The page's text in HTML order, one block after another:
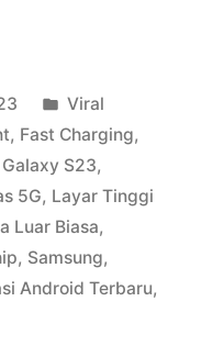
Posted
in
Viral
, Fast Charging,
Galaxy S23,
5G, Layar Tinggi
Luar Biasa,
, Samsung,
Android Terbaru,